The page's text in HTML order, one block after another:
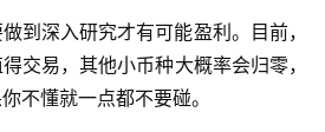
到深入研究才有可能盈利。目前，
交易，其他小币种大概率会归零，
不懂就一点都不要碰。